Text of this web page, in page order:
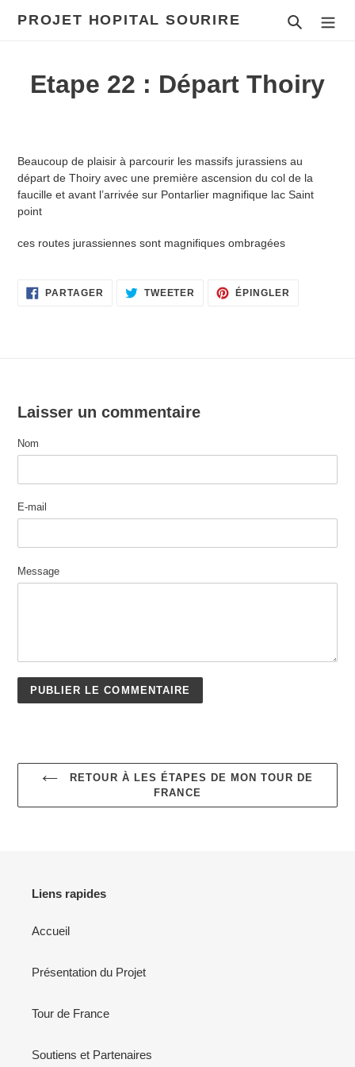
PROJET HOPITAL SOURIRE
Etape 22 : Départ Thoiry
Beaucoup de plaisir à parcourir les massifs jurassiens au
départ de Thoiry avec une première ascension du col de la
faucille et avant l’arrivée sur Pontarlier magnifique lac Saint
point
ces routes jurassiennes sont magnifiques ombragées
PARTAGER PARTAGER
SUR
TWEETER TWEETER
SUR
ÉPINGLER
Laisser un commentaire
Nom
E-mail
Message
RETOUR À LES ÉTAPES DE MON TOUR DE
FRANCE
Liens rapides
Accueil
Présentation du Projet
Tour de France
Soutiens et Partenaires